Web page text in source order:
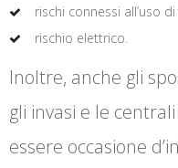
rischi connessi all’uso
rischio elettrico.
Inoltre, anche gli
gli invasi e le
essere occasione